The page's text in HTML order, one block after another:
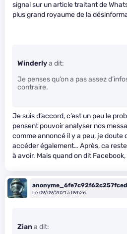
signal sur un article traitant de
plus grand royaume de la
Winderlya dit:
Je penses qu’on a pas assez
contraire.
Je suis d’accord, c’est un peu le
pensent pouvoir analyser nos
comme annoncé il y a peu, je doute
accéder également… Après, ca
à avoir. Mais quand on dit
Le 09/09/2021 à 09h26
Zian a dit: